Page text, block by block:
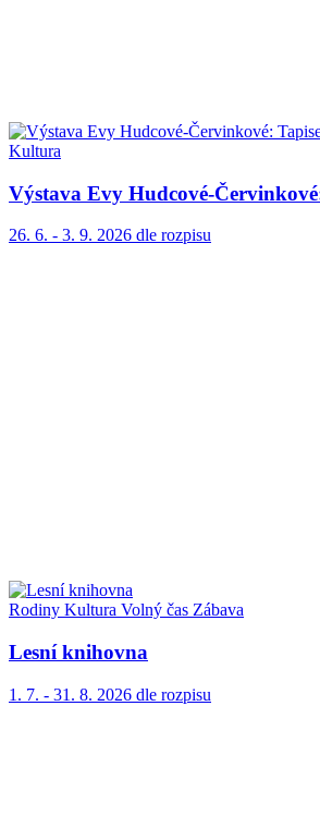
Kultura
Výstava Evy Hudcové-
26. 6. - 3. 9. 2026 dle rozpisu
Rodiny Kultura Volný čas Zábava
Lesní knihovna
1. 7. - 31. 8. 2026 dle rozpisu